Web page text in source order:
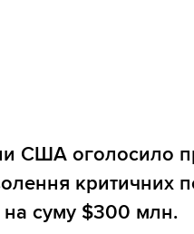
США оголосило
критичних
суму $300 млн.